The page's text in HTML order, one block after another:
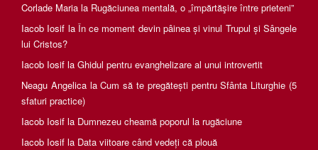
Corlade Maria la Rugăciunea mentală, o „împărtăşire între prieteni”
Iacob Iosif la În ce moment devin pâinea și vinul Trupul și Sângele
lui Cristos?
Iacob Iosif la Ghidul pentru evanghelizare al unui introvertit
Neagu AngelicalaCum să te pregătești pentru Sfânta Liturghie (5
sfaturi practice)
Iacob Iosif la Dumnezeu cheamă poporul la rugăciune
Iacob Iosif la Data viitoare când vedeți că plouă